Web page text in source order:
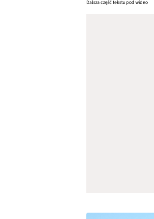
Dalsza część tekstu pod wideo